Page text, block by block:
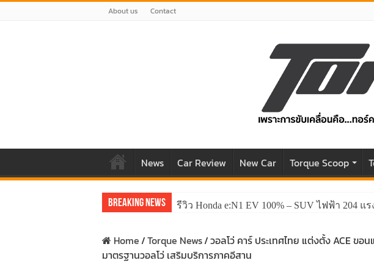
About us Contact
News Car Review New Car Torque Scoop
Breaking News รีวิว Honda e:N1 EV 100% – SUV ไฟฟ้า 204
รีวิว ลองขับ All New GWM HAVAL H6 ปรับ
Home/Torque News/วอลโว่ คาร์ ประเทศไทย แต่งตั้ง ACE ข
มาตรฐานวอลโว่ เสริมบริการภาคอีสาน